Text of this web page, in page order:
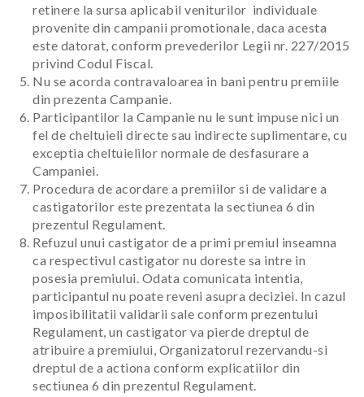
retinere la sursa aplicabil veniturilor individuale
provenite din campanii promotionale, daca acesta
este datorat, conform prevederilor Legii nr. 227/2015
privind Codul Fiscal.
Nu se acorda contravaloarea in bani pentru premiile
din prezenta Campanie.
Participantilor la Campanie nu le sunt impuse nici un
fel de cheltuieli directe sau indirecte suplimentare, cu
exceptia cheltuielilor normale de desfasurare a
Campaniei.
Procedura de acordare a premiilor si de validare a
castigatorilor este prezentata la sectiunea 6 din
prezentul Regulament.
Refuzul unui castigator de a primi premiul inseamna
ca respectivul castigator nu doreste sa intre in
posesia premiului. Odata comunicata intentia,
participantul nu poate reveni asupra deciziei. In cazul
imposibilitatii validarii sale conform prezentului
Regulament, un castigator va pierde dreptul de
atribuire a premiului, Organizatorul rezervandu-si
dreptul de a actiona conform explicatiilor din
sectiunea 6 din prezentul Regulament.